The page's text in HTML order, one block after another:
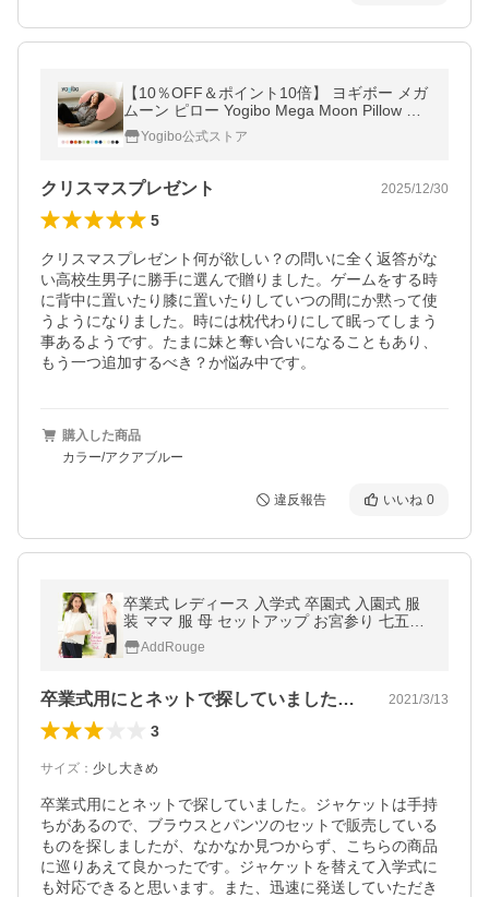
【10％OFF＆ポイント10倍】 ヨギボー メガ
ムーン ピロー Yogibo Mega Moon Pillow ま
くら 腰枕 足枕 授乳クッション 足枕 腰痛 ク
ッション ビーズクッション
Yogibo公式ストア
クリスマスプレゼント 2025/12/30
5
クリスマスプレゼント何が欲しい？の問いに全く返答がな
い高校生男子に勝手に選んで贈りました。ゲームをする時
に背中に置いたり膝に置いたりしていつの間にか黙って使
うようになりました。時には枕代わりにして眠ってしまう
事あるようです。たまに妹と奪い合いになることもあり、
もう一つ追加するべき？か悩み中です。
購入した商品
カラー/アクアブルー
違反報告 いいね 0
卒業式 レディース 入学式 卒園式 入園式 服
装 ママ 服 母 セットアップ お宮参り 七五三
スーツ 30代 40代 セレモニースーツ 大きい
サイズ 試着チケット対象
AddRouge
卒業式用にとネットで探していました。… 2021/3/13
3
サイズ ： 少し大きめ
卒業式用にとネットで探していました。ジャケットは手持
ちがあるので、ブラウスとパンツのセットで販売している
ものを探しましたが、なかなか見つからず、こちらの商品
に巡りあえて良かったです。ジャケットを替えて入学式に
も対応できると思います。また、迅速に発送していただき